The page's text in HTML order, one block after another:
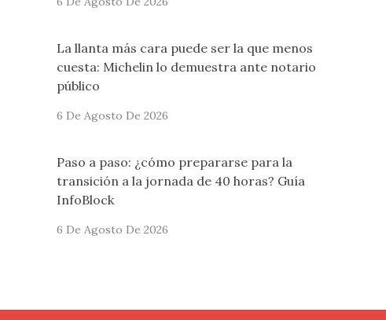
La llanta más cara puede ser la que menos
cuesta: Michelin lo demuestra ante notario
público
6 De Agosto De 2026
Paso a paso: ¿cómo prepararse para la
transición a la jornada de 40 horas? Guía
InfoBlock
6 De Agosto De 2026